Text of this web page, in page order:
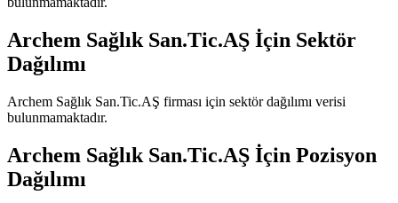
Archem Sağlık San.Tic.AŞ İçin Sektör
Dağılımı
Archem Sağlık San.Tic.AŞ firması için sektör dağılımı verisi
bulunmamaktadır.
Archem Sağlık San.Tic.AŞ İçin Pozisyon
Dağılımı